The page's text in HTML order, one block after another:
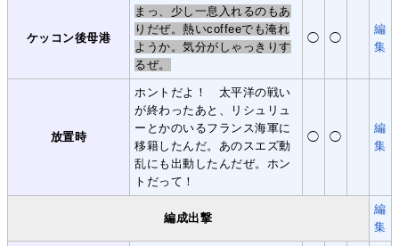
ケッコン後母港
まっ、少し一息入れるのもあ
りだぜ。熱いcoffeeでも淹れ
ようか。気分がしゃっきりす
るぜ。
◯ ◯
編
集
放置時
ホントだよ！ 太平洋の戦い
が終わったあと、リシュリュ
ーとかのいるフランス海軍に
移籍したんだ。あのスエズ動
乱にも出動したんだぜ。ホン
トだって！
◯ ◯
編
集
編成出撃
編
集